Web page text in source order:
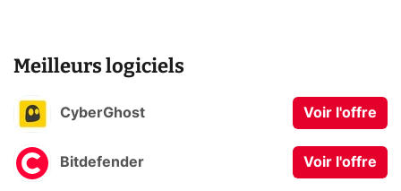
Meilleurs logiciels
CyberGhost Voir l'offre
Bitdefender Voir l'offre